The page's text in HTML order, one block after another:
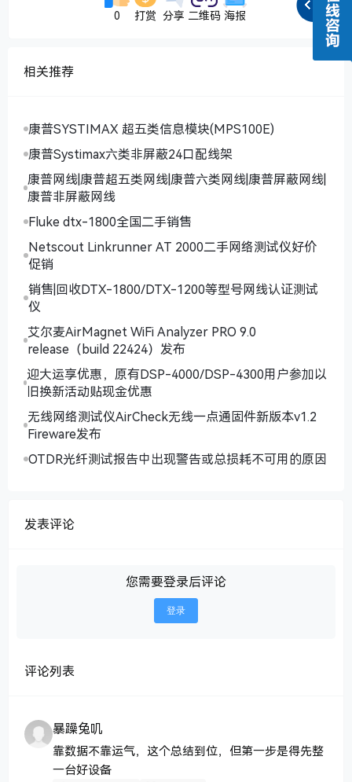
0 打赏 分享 二维码 海报
相关推荐
康普SYSTIMAX 超五类信息模块(MPS100E)
康普Systimax六类非屏蔽24口配线架
康普网线|康普超五类网线|康普六类网线|康普屏蔽网线|
康普非屏蔽网线
Fluke dtx-1800全国二手销售
Netscout Linkrunner AT 2000二手网络测试仪好价
促销
销售|回收DTX-1800/DTX-1200等型号网线认证测试
仪
艾尔麦AirMagnet WiFi Analyzer PRO 9.0
release（build 22424）发布
迎大运享优惠，原有DSP-4000/DSP-4300用户参加以
旧换新活动贴现金优惠
无线网络测试仪AirCheck无线一点通固件新版本v1.2
Fireware发布
OTDR光纤测试报告中出现警告或总损耗不可用的原因
发表评论
您需要登录后评论
登录
评论列表
暴躁兔叽
靠数据不靠运气，这个总结到位，但第一步是得先整
一台好设备